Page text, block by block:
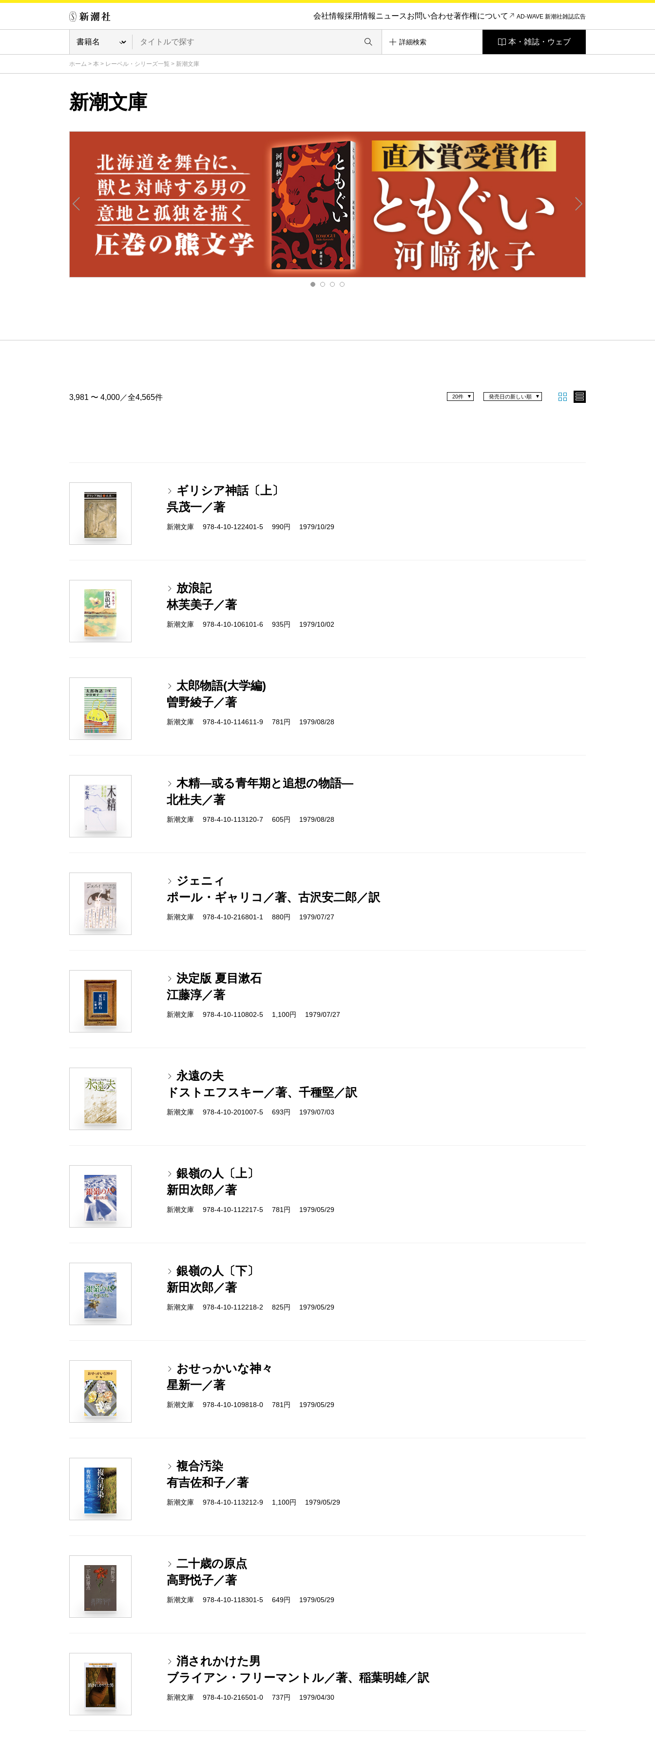
会社情報採用情報ニュースお問い合わせ著作権について AD-WAVE 新潮社雑誌広告
詳細検索 本・雑誌・ウェブ
ホーム > 本 > レーベル・シリーズ一覧 > 新潮文庫
新潮文庫
3,981 〜 4,000／全4,565件 発売日の新しい順
20件
ギリシア神話〔上〕
呉茂一／著
新潮文庫 978-4-10-122401-5 990円 1979/10/29
放浪記
林芙美子／著
新潮文庫 978-4-10-106101-6 935円 1979/10/02
太郎物語(大学編)
曽野綾子／著
新潮文庫 978-4-10-114611-9 781円 1979/08/28
木精―或る青年期と追想の物語―
北杜夫／著
新潮文庫 978-4-10-113120-7 605円 1979/08/28
ジェニィ
ポール・ギャリコ／著、古沢安二郎／訳
新潮文庫 978-4-10-216801-1 880円 1979/07/27
決定版 夏目漱石
江藤淳／著
新潮文庫 978-4-10-110802-5 1,100円 1979/07/27
永遠の夫
ドストエフスキー／著、千種堅／訳
新潮文庫 978-4-10-201007-5 693円 1979/07/03
銀嶺の人〔上〕
新田次郎／著
新潮文庫 978-4-10-112217-5 781円 1979/05/29
銀嶺の人〔下〕
新田次郎／著
新潮文庫 978-4-10-112218-2 825円 1979/05/29
おせっかいな神々
星新一／著
新潮文庫 978-4-10-109818-0 781円 1979/05/29
複合汚染
有吉佐和子／著
新潮文庫 978-4-10-113212-9 1,100円 1979/05/29
二十歳の原点
高野悦子／著
新潮文庫 978-4-10-118301-5 649円 1979/05/29
消されかけた男
ブライアン・フリーマントル／著、稲葉明雄／訳
新潮文庫 978-4-10-216501-0 737円 1979/04/30